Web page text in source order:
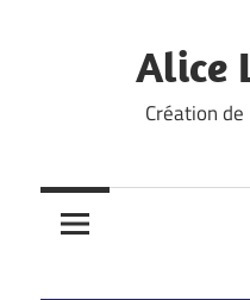
Alice
Création